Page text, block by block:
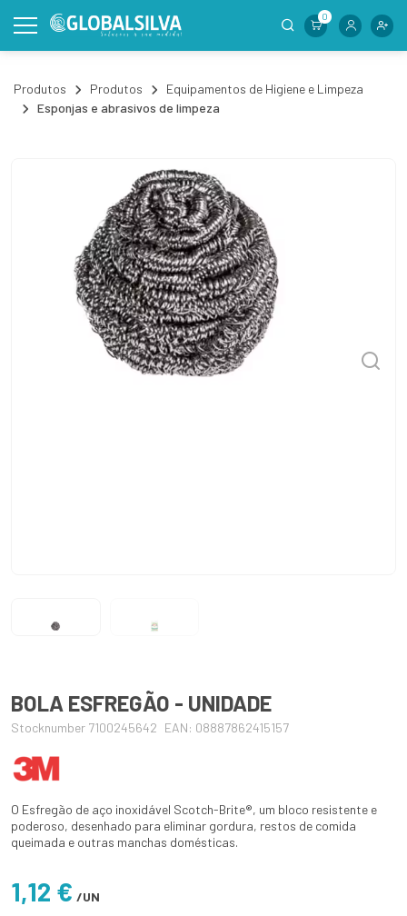
0
Produtos Produtos
Equipamentos de Higiene e Limpeza
Esponjas e abrasivos de limpeza
BOLA ESFREGÃO - UNIDADE
Stocknumber 7100245642 EAN: 08887862415157
O Esfregão de aço inoxidável Scotch-Brite®, um bloco resistente e
poderoso, desenhado para eliminar gordura, restos de comida
queimada e outras manchas domésticas.
1,12 € /UN